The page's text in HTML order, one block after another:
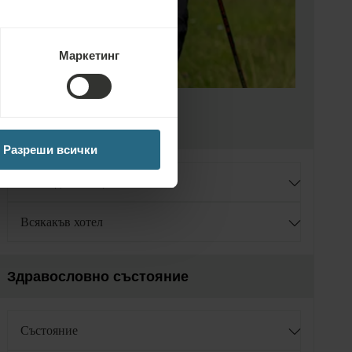
Маркетинг
Разреши всички
Дестинация
Всякакъв хотел
Здравословно състояние
Състояние